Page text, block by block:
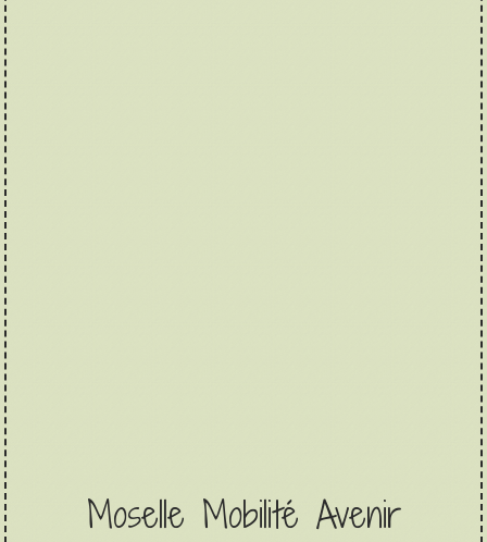
Moselle Mobilité Avenir